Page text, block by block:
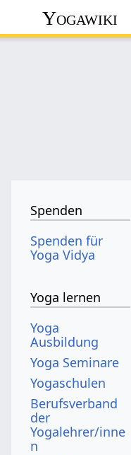
Yogawiki
Spenden
Spenden für
Yoga Vidya
Yoga lernen
Yoga
Ausbildung
Yoga Seminare
Yogaschulen
Berufsverband
der
Yogalehrer/inne
n